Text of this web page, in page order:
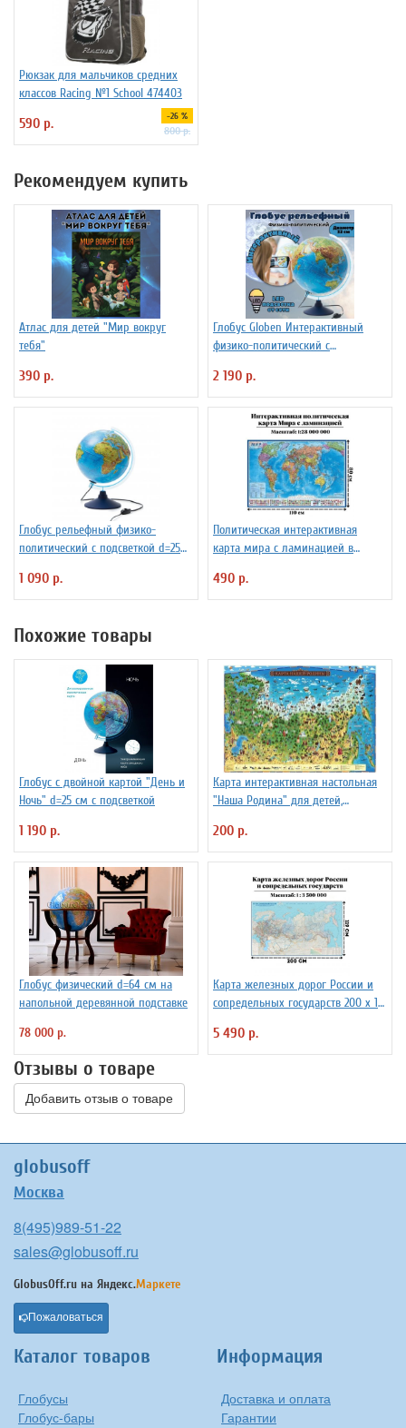
Рюкзак для мальчиков средних
классов Racing №1 School 474403
590 р. -26 %
800 р.
Рекомендуем купить
Атлас для детей "Мир вокруг
тебя"
390 р.
Глобус Globen Интерактивный
физико-политический с
2 190 р.
Глобус рельефный физико-
политический с подсветкой d=25
1 090 р.
Политическая интерактивная
карта мира с ламинацией в
490 р.
Похожие товары
Глобус с двойной картой "День и
Ночь" d=25 см с подсветкой
1 190 р.
Карта интерактивная настольная
"Наша Родина" для детей,
200 р.
Глобус физический d=64 см на
напольной деревянной подставке
78 000 р.
Карта железных дорог России и
сопредельных государств 200 х 119
5 490 р.
Отзывы о товаре
Добавить отзыв о товаре
globusoff
Москва
8(495)989-51-22
sales@globusoff.ru
GlobusOff.ru на Яндекс.Маркете
Пожаловаться
Каталог товаров
Глобусы
Глобус-бары
Информация
Доставка и оплата
Гарантии